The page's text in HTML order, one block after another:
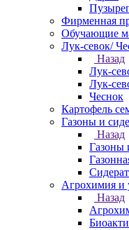
Фирменная
Обучающие
Лук-севок/
Назад
Лук-
Лук-
Чеснок
Картофель
Газоны и
Назад
Газоны
Агрохимия и
Назад